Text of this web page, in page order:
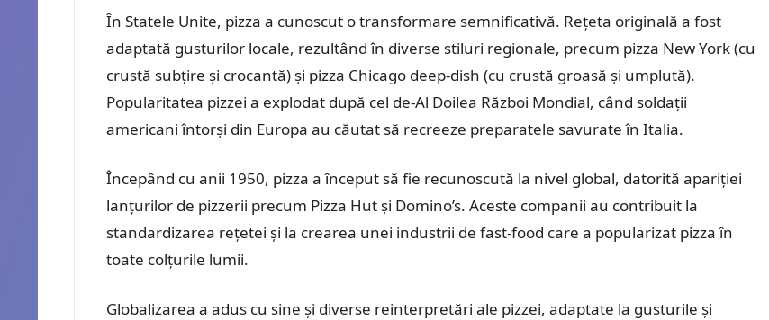
În Statele Unite, pizza a cunoscut o transformare semnificativă. Rețeta originală a fost
adaptată gusturilor locale, rezultând în diverse stiluri regionale, precum pizza New York (cu
crustă subțire și crocantă) și pizza Chicago deep-dish (cu crustă groasă și umplută).
Popularitatea pizzei a explodat după cel de-Al Doilea Război Mondial, când soldații
americani întorși din Europa au căutat să recreeze preparatele savurate în Italia.
Începând cu anii 1950, pizza a început să fie recunoscută la nivel global, datorită apariției
lanțurilor de pizzerii precum Pizza Hut și Domino’s. Aceste companii au contribuit la
standardizarea rețetei și la crearea unei industrii de fast-food care a popularizat pizza în
toate colțurile lumii.
Globalizarea a adus cu sine și diverse reinterpretări ale pizzei, adaptate la gusturile și